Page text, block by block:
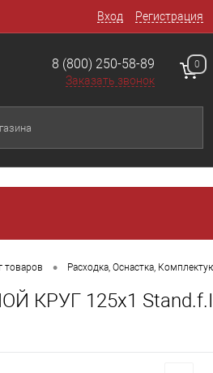
Вход Регистрация
8 (800) 250-58-89
Заказать звонок
0
товаров • Расходка, Оснастка,
КРУГ 125x1